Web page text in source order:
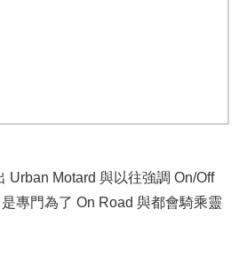
Urban Motard 與以往強調 On/Off
專門為了 On Road 與都會騎乘靈